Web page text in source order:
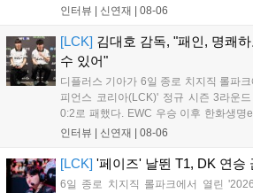
지만, 젠지 e스포츠의 홈 경기에서 원정
한 모습이었다. 다음은...
인터뷰 | 신연재 08-06
[LCK] 김대호 감독, "패인, 명쾌
수 있어"
디플러스 기아가 6일 종로 치지직 롤파
피언스 코리아(LCK)' 정규 시즌 3라운
0:2로 패했다. EWC 우승 이후 한화생명
를 잡아내며 기세를 끌어올렸지만, 경기
"오늘 져서 너무 아쉽다"...
인터뷰 | 신연재 08-06
[LCK] '페이즈' 날뛴 T1, DK 연승
6일 종로 치지직 롤파크에서 열린